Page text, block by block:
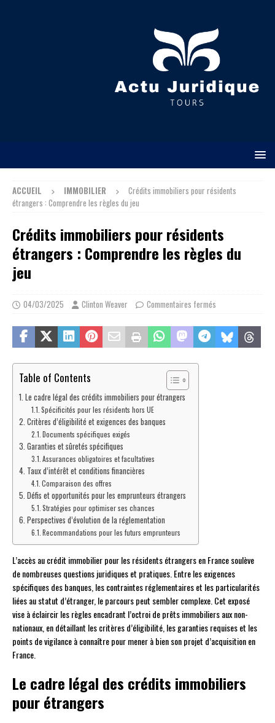
ACCUEIL IMMOBILIER
Crédits immobiliers pour résidents
étrangers : Comprendre les règles du jeu
Crédits immobiliers pour résidents
étrangers : Comprendre les règles du
jeu
04/03/2025 Clinton Weaver Commentaires fermés
Table of Contents
Le cadre légal des crédits immobiliers pour étrangers
Spécificités pour les résidents hors UE
Critères d’éligibilité et exigences des banques
Documents spécifiques exigés
Garanties et sûretés spécifiques
Assurances obligatoires et facultatives
Taux d’intérêt et conditions financières
Comparaison des offres
Défis et opportunités pour les emprunteurs étrangers
Stratégies pour optimiser ses chances
Perspectives d’évolution de la réglementation
Recommandations pour les futurs emprunteurs
L’accès au crédit immobilier pour les résidents étrangers en France soulève
de nombreuses questions juridiques et pratiques. Entre les exigences
spécifiques des banques, les contraintes réglementaires et les particularités
liées au statut d’étranger, le parcours peut sembler complexe. Cet exposé
vise à éclaircir les règles encadrant l’octroi de prêts immobiliers aux non-
nationaux, en détaillant les critères d’éligibilité, les garanties requises et les
points de vigilance à connaître pour mener à bien son projet d’acquisition en
France.
Le cadre légal des crédits immobiliers
pour étrangers